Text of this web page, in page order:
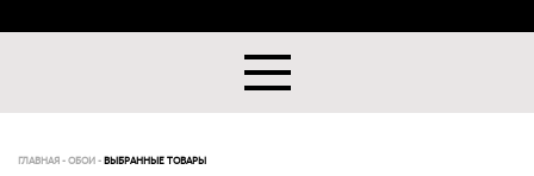
ГЛАВНАЯ - ОБОИ - ВЫБРАННЫЕ ТОВАРЫ